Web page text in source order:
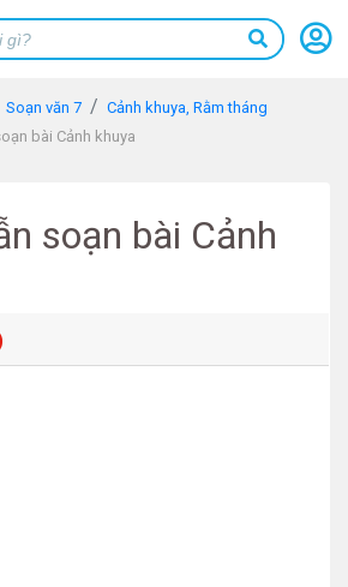
Soạn văn 7
Cảnh khuya, Rằm tháng
bài Cảnh khuya
soạn bài Cảnh